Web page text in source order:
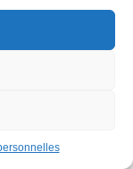
leur domaine,
chacun d’entre
à la fin du
ont accepté
proches à leur
l’humanité ?